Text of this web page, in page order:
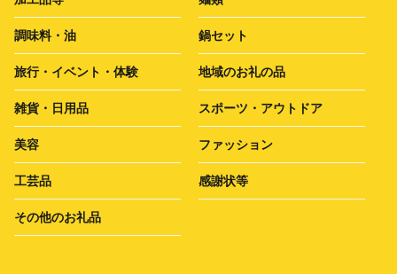
調味料・油 鍋セット
旅行・イベント・体験 地域のお礼の品
雑貨・日用品 スポーツ・アウトドア
美容 ファッション
工芸品 感謝状等
その他のお礼品